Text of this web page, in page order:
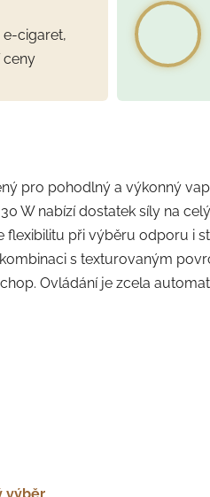
cigaret,
ceny
pro pohodlný a výkonný
W nabízí dostatek síly na
flexibilitu při výběru odporu i
s texturovaným
Ovládání je zcela